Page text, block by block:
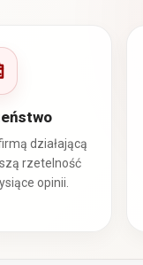
działającą
rzetelność
opinii.